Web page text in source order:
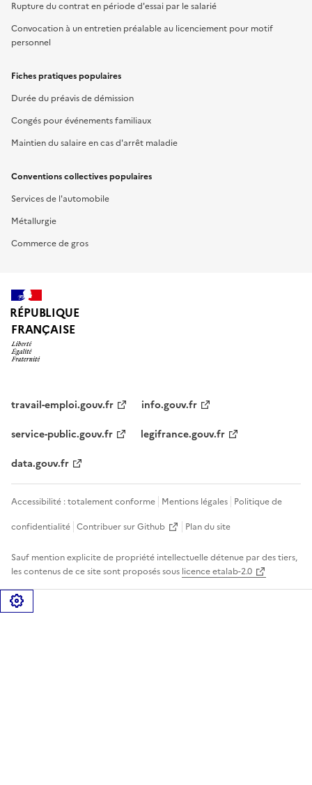
Rupture du contrat en période d'essai par le salarié
Convocation à un entretien préalable au licenciement pour motif
personnel
Fiches pratiques populaires
Durée du préavis de démission
Congés pour événements familiaux
Maintien du salaire en cas d'arrêt maladie
Conventions collectives populaires
Services de l'automobile
Métallurgie
Commerce de gros
RÉPUBLIQUE
FRANÇAISE
travail-emploi.gouv.fr
info.gouv.fr
service-public.gouv.fr
legifrance.gouv.fr
data.gouv.fr
Accessibilité : totalement conforme Mentions légales Politique de
confidentialité Contribuer sur Github Plan du site
Sauf mention explicite de propriété intellectuelle détenue par des tiers,
les contenus de ce site sont proposés sous licence etalab-2.0
Gérer les cookies